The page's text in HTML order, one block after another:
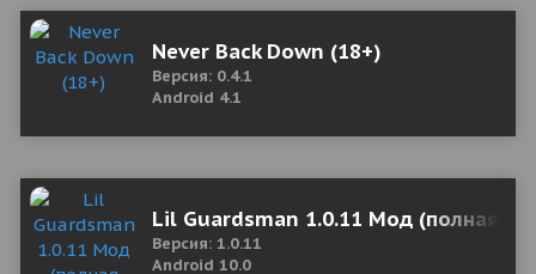
Never Back Down (18+)
Версия: 0.4.1
Android 4.1
Lil Guardsman 1.0.11 Мод (полная
Версия: 1.0.11
Android 10.0